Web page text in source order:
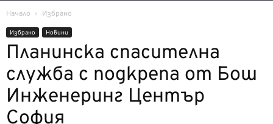
Начало Избрано
Избрано Новини
Планинска спасителна
служба с подкрепа от Бош
Инженеринг Център
София